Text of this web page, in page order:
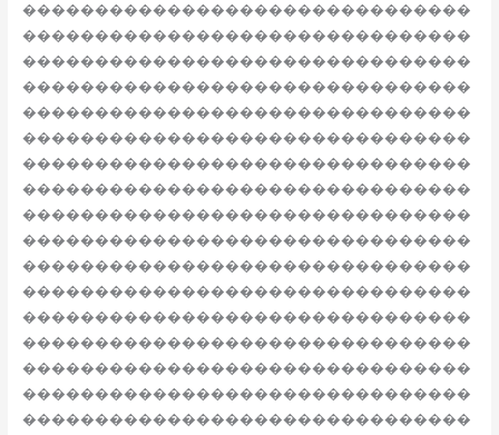
�������������������������������
�������������������������������
�������������������������������
�������������������������������
�������������������������������
�������������������������������
�������������������������������
�������������������������������
�������������������������������
�������������������������������
�������������������������������
�������������������������������
�������������������������������
�������������������������������
�������������������������������
�������������������������������
�������������������������������